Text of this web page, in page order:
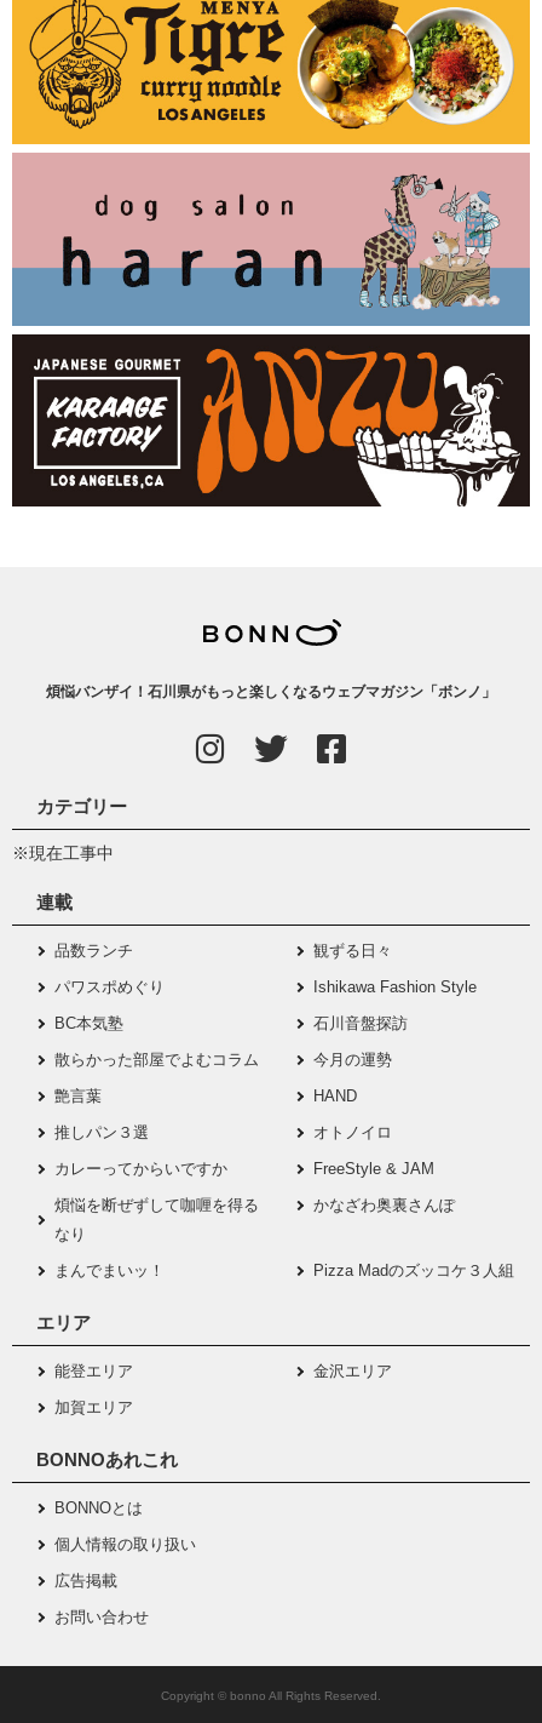
煩悩バンザイ！石川県がもっと楽しくなるウェブマガジン「ボンノ」
カテゴリー
※現在工事中
連載
品数ランチ
観ずる日々
パワスポめぐり
Ishikawa Fashion Style
BC本気塾
石川音盤探訪
散らかった部屋でよむコラム
今月の運勢
艶言葉
HAND
推しパン３選
オトノイロ
カレーってからいですか
FreeStyle & JAM
煩悩を断ぜずして咖喱を得る
なり
かなざわ奥裏さんぽ
まんでまいッ！ Pizza Madのズッコケ３人組
エリア
能登エリア
金沢エリア
加賀エリア
BONNOあれこれ
BONNOとは
個人情報の取り扱い
広告掲載
お問い合わせ
Copyright © bonno All Rights Reserved.